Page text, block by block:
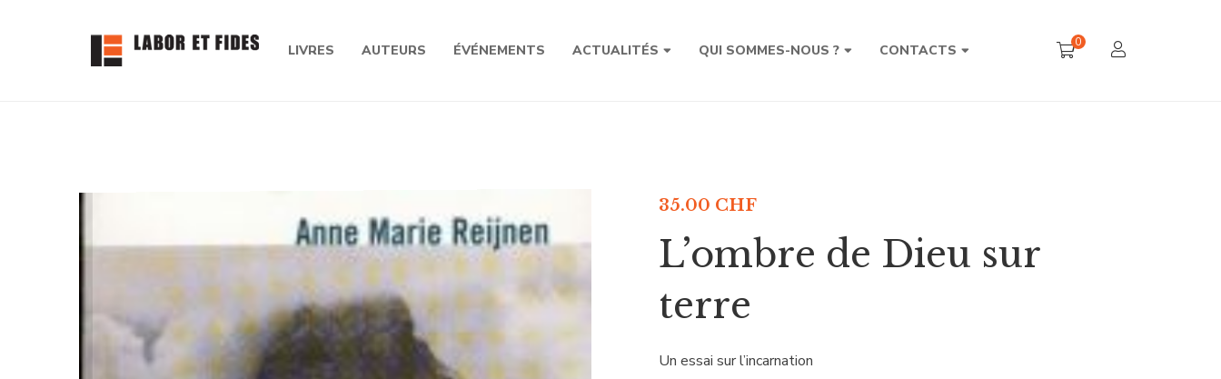
LIVRES AUTEURS ÉVÉNEMENTS ACTUALITÉS QUI SOMMES-NOUS ? CONTACTS 0
35.00 CHF
L’ombre de Dieu sur
terre
Un essai sur l’incarnation